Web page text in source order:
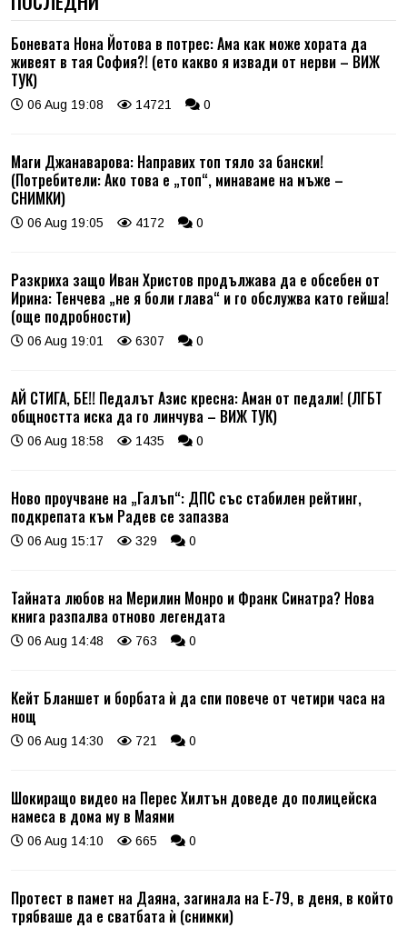
Боневата Нона Йотова в потрес: Ама как може хората да
живеят в тая София?! (ето какво я извади от нерви – ВИЖ
ТУК)
06 Aug 19:08 14721 0
Маги Джанаварова: Направих топ тяло за бански!
(Потребители: Ако това е „топ“, минаваме на мъже –
СНИМКИ)
06 Aug 19:05 4172 0
Разкриха защо Иван Христов продължава да е обсебен от
Ирина: Тенчева „не я боли глава“ и го обслужва като гейша!
(още подробности)
06 Aug 19:01 6307 0
АЙ СТИГА, БЕ!! Педалът Азис кресна: Аман от педали! (ЛГБТ
общността иска да го линчува – ВИЖ ТУК)
06 Aug 18:58 1435 0
Ново проучване на „Галъп“: ДПС със стабилен рейтинг,
подкрепата към Радев се запазва
06 Aug 15:17 329 0
Тайната любов на Мерилин Монро и Франк Синатра? Нова
книга разпалва отново легендата
06 Aug 14:48 763 0
Кейт Бланшет и борбата ѝ да спи повече от четири часа на
нощ
06 Aug 14:30 721 0
Шокиращо видео на Перес Хилтън доведе до полицейска
намеса в дома му в Маями
06 Aug 14:10 665 0
Протест в памет на Даяна, загинала на Е-79, в деня, в който
трябваше да е сватбата ѝ (снимки)